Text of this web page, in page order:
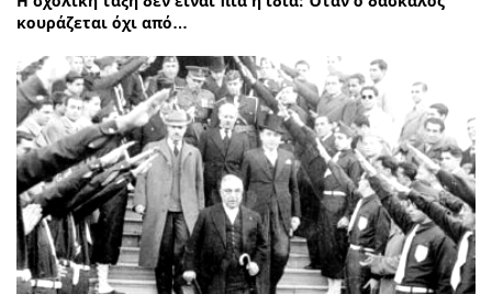
κουράζεται όχι από…